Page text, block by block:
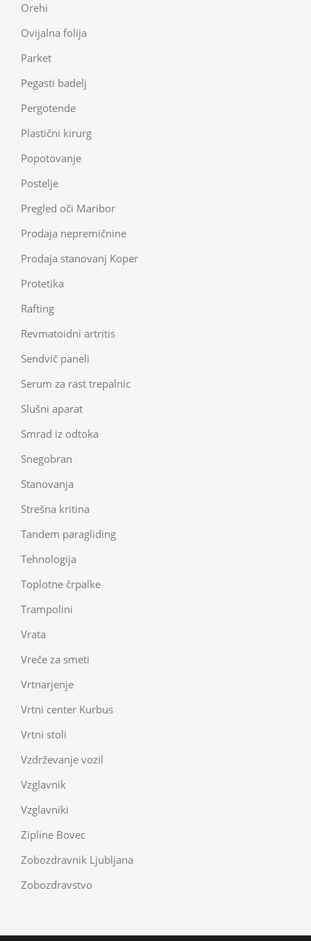
Orehi
Ovijalna folija
Parket
Pegasti badelj
Pergotende
Plastični kirurg
Popotovanje
Postelje
Pregled oči Maribor
Prodaja nepremičnine
Prodaja stanovanj Koper
Protetika
Rafting
Revmatoidni artritis
Sendvič paneli
Serum za rast trepalnic
Slušni aparat
Smrad iz odtoka
Snegobran
Stanovanja
Strešna kritina
Tandem paragliding
Tehnologija
Toplotne črpalke
Trampolini
Vrata
Vreče za smeti
Vrtnarjenje
Vrtni center Kurbus
Vrtni stoli
Vzdrževanje vozil
Vzglavnik
Vzglavniki
Zipline Bovec
Zobozdravnik Ljubljana
Zobozdravstvo